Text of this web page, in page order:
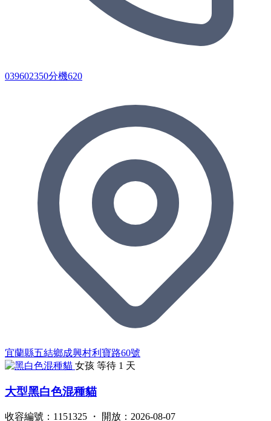
039602350分機620
宜蘭縣五結鄉成興村利寶路60號
女孩 等待 1 天
大型黑白色混種貓
收容編號：1151325 ・ 開放：2026-08-07